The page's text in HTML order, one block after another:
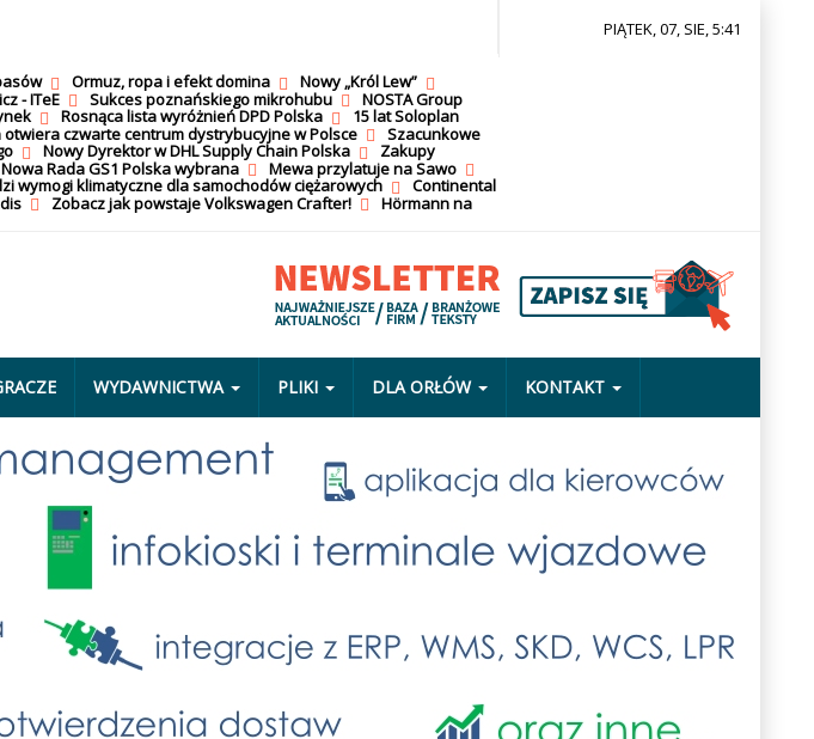
Ormuz, ropa i efekt domina
Nowy „Król Lew”
- ITeE Sukces poznańskiego mikrohubu
NOSTA Group
Rosnąca lista wyróżnień DPD Polska
15 lat Soloplan
otwiera czwarte centrum dystrybucyjne w Polsce
Szacunkowe
Nowy Dyrektor w DHL Supply Chain Polska
Zakupy
Nowa Rada GS1 Polska wybrana
Mewa przylatuje na Sawo
wymogi klimatyczne dla samochodów ciężarowych
Continental
Zobacz jak powstaje Volkswagen Crafter!
Hörmann na
PIĄTEK, 07, SIE, 5:41
WYDAWNICTWA PLIKI DLA ORŁÓW KONTAKT